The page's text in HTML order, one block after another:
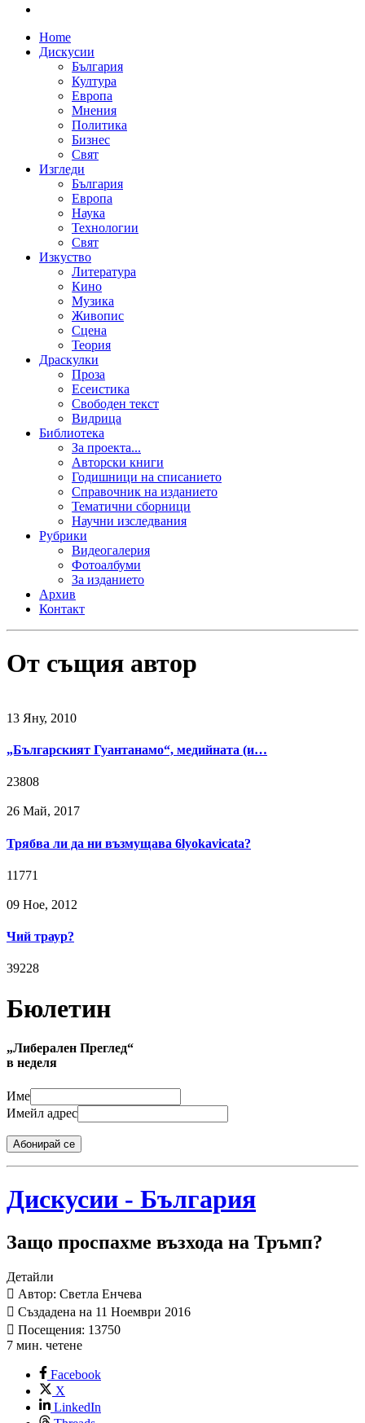
Home
Дискусии
България
Култура
Европа
Мнения
Политика
Бизнес
Свят
Изгледи
България
Европа
Наука
Технологии
Свят
Изкуство
Литература
Кино
Музика
Живопис
Сцена
Теория
Драскулки
Проза
Есеистика
Свободен текст
Видрица
Библиотека
За проекта...
Авторски книги
Годишници на списанието
Справочник на изданието
Тематични сборници
Научни изследвания
Рубрики
Видеогалерия
Фотоалбуми
За изданието
Архив
Контакт
От същия автор
13 Яну, 2010
„Българският Гуантанамо“, медийната (и…
23808
26 Май, 2017
Трябва ли да ни възмущава 6lyokavicata?
11771
09 Ное, 2012
Чий траур?
39228
Бюлетин
„Либерален Преглед“
в неделя
Име
Имейл адрес
Абонирай се
Дискусии - България
Защо проспахме възхода на Тръмп?
Детайли
Автор: Светла Енчева
Създадена на 11 Ноември 2016
Посещения: 13750
7 мин. четене
Facebook
X
LinkedIn